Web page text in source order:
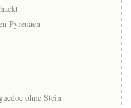
Pyrenäen
ohne Stein